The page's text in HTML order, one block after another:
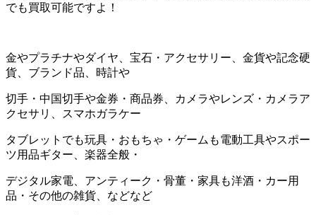
でも買取可能ですよ！
金やプラチナやダイヤ、宝石・アクセサリー、金貨や記念硬
貨、ブランド品、時計や
切手・中国切手や金券・商品券、カメラやレンズ・カメラア
クセサリ、スマホガラケー
タブレットでも玩具・おもちゃ・ゲームも電動工具やスポー
ツ用品ギター、楽器全般・
デジタル家電、アンティーク・骨董・家具も洋酒・カー用
品・その他の雑貨、などなど